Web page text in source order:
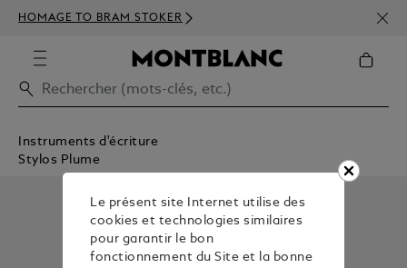
HOMAGE TO BRAM STOKER
350€
Instruments d'écriture
Stylos Plume
Le présent site Internet utilise des
cookies et technologies similaires
pour garantir le bon
fonctionnement du Site et la bonne